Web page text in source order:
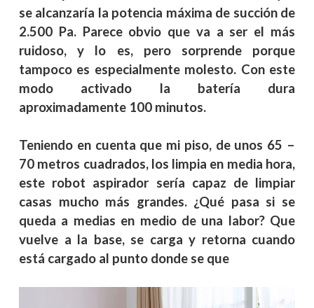
se alcanzaría la potencia máxima de succión de
2.500 Pa. Parece obvio que va a ser el más
ruidoso, y lo es, pero sorprende porque
tampoco es especialmente molesto. Con este
modo activado la batería dura
aproximadamente 100 minutos.
Teniendo en cuenta que mi piso, de unos 65 –
70 metros cuadrados, los limpia en media hora,
este robot aspirador sería capaz de limpiar
casas mucho más grandes. ¿Qué pasa si se
queda a medias en medio de una labor? Que
vuelve a la base, se carga y retorna cuando
está cargado al punto donde se que